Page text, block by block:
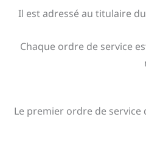
Il est adressé au titulaire
Chaque ordre de service
Le premier ordre de